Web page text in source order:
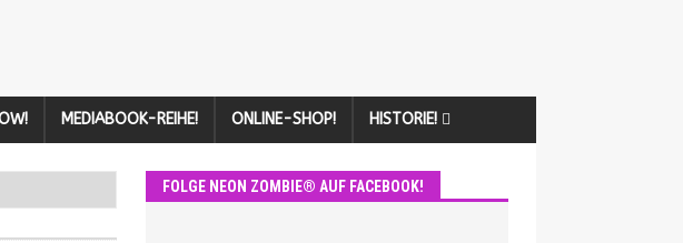
MEDIABOOK-REIHE! ONLINE-SHOP! HISTORIE!
FOLGE NEON ZOMBIE® AUF FACEBOOK!